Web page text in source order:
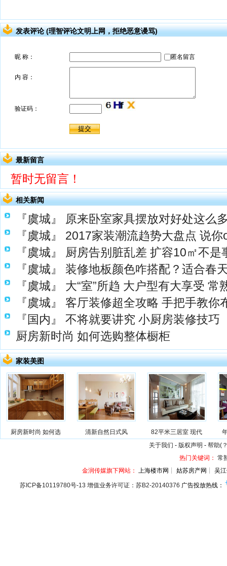
发表评论 (理智评论文明上网，拒绝恶意谩骂)
最新留言
暂时无留言！
相关新闻
『虞城』
原来卧室家具摆放对好处这么
『虞城』
2017家装潮流趋势大盘点 说
『虞城』
厨房告别脏乱差 扩容10㎡不是
『虞城』
装修地板颜色咋搭配？适合春
『虞城』
大“室”所趋 大户型有大享受 常
『虞城』
客厅装修超全攻略 手把手教你
『国内』
不将就要讲究 小厨房装修技巧
厨房新时尚 如何选购整体橱柜
家装美图
厨房新时尚 如何选 清新自然日式风 82平米三居室 现代
关于我们 - 版权声明 - 帮助(
热门关键词： 常
金润传媒旗下网站： 上海楼市网┊ 姑苏房产网┊ 吴
苏ICP备10119780号-13 增值业务许可证：苏B2-20140376 广告投放热线：